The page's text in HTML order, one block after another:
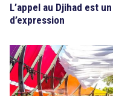
L’appel au Djihad est
d’expression